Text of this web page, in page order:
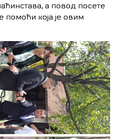
а повод посете
помоћи која је овим